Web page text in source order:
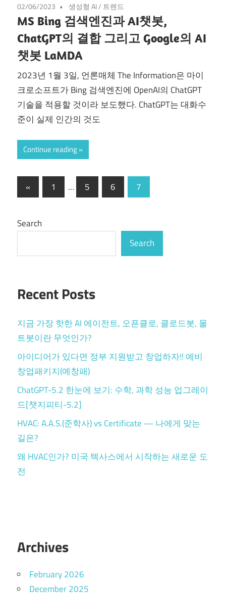
02/06/2023 생성형 AI/ 트렌드
MS Bing 검색엔진과 AI챗봇,
ChatGPT의 결합 그리고 Google의 AI
챗봇 LaMDA
2023년 1월 3일, 언론매체 The Information은 마이
크로소프트가 Bing 검색엔진에 OpenAI의 ChatGPT
기술을 적용할 것이라 보도했다. ChatGPT는 대화수
준이 실제 인간의 것도
Continue reading
Posts
« Previous
Posts
1 … 5 6 7
Search
Search
Recent Posts
지금 가장 핫한 AI 에이전트, 오픈클로, 클로드봇, 몰
트봇이란 무엇인가?
아이디어가 있다면 정부 지원받고 창업하자!! 예비
창업패키지(예창패)
ChatGPT-5.2 한눈에 보기: 수학, 과학 성능 업그레이
드[챗지피티-5.2]
HVAC: A.A.S.(준학사) vs Certificate — 나에게 맞는
길은?
왜 HVAC인가? 미국 텍사스에서 시작하는 새로운 도
전
Archives
February 2026
December 2025